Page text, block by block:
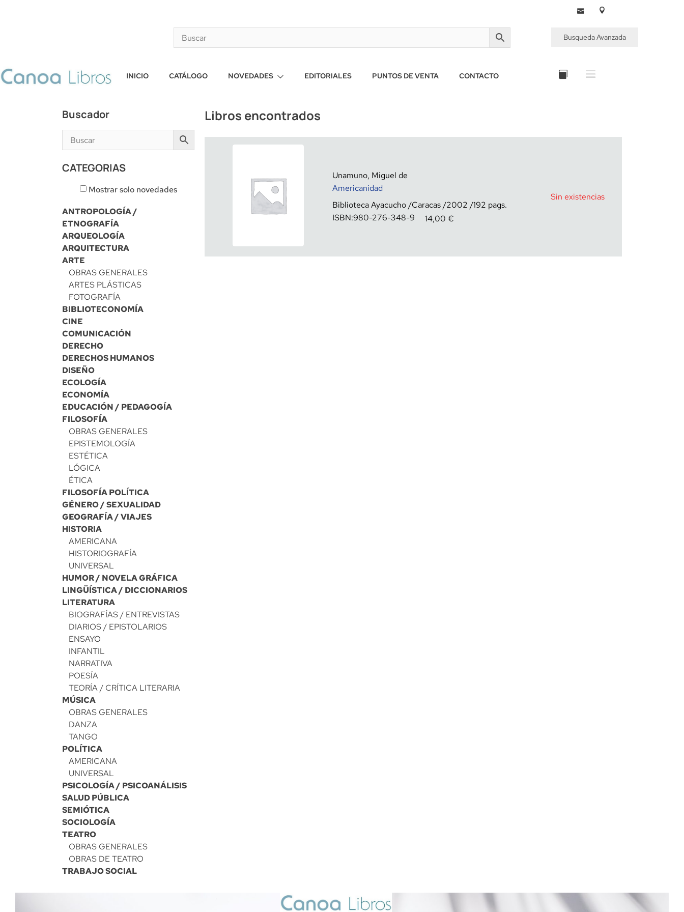
Busqueda Avanzada
INICIO CATÁLOGO NOVEDADES EDITORIALES PUNTOS DE VENTA CONTACTO
Buscador
CATEGORIAS
Mostrar solo novedades
ANTROPOLOGÍA /
ETNOGRAFÍA
ARQUEOLOGÍA
ARQUITECTURA
ARTE
OBRAS GENERALES
ARTES PLÁSTICAS
FOTOGRAFÍA
BIBLIOTECONOMÍA
CINE
COMUNICACIÓN
DERECHO
DERECHOS HUMANOS
DISEÑO
ECOLOGÍA
ECONOMÍA
EDUCACIÓN / PEDAGOGÍA
FILOSOFÍA
OBRAS GENERALES
EPISTEMOLOGÍA
ESTÉTICA
LÓGICA
ÉTICA
FILOSOFÍA POLÍTICA
GÉNERO / SEXUALIDAD
GEOGRAFÍA / VIAJES
HISTORIA
AMERICANA
HISTORIOGRAFÍA
UNIVERSAL
HUMOR / NOVELA GRÁFICA
LINGÜÍSTICA / DICCIONARIOS
LITERATURA
BIOGRAFÍAS / ENTREVISTAS
DIARIOS / EPISTOLARIOS
ENSAYO
INFANTIL
NARRATIVA
POESÍA
TEORÍA / CRÍTICA LITERARIA
MÚSICA
OBRAS GENERALES
DANZA
TANGO
POLÍTICA
AMERICANA
UNIVERSAL
PSICOLOGÍA / PSICOANÁLISIS
SALUD PÚBLICA
SEMIÓTICA
SOCIOLOGÍA
TEATRO
OBRAS GENERALES
OBRAS DE TEATRO
TRABAJO SOCIAL
Libros encontrados
Unamuno, Miguel de
Americanidad
Biblioteca Ayacucho Caracas 2002 192
ISBN:980-276-348-9 14,00 €
Sin existencias